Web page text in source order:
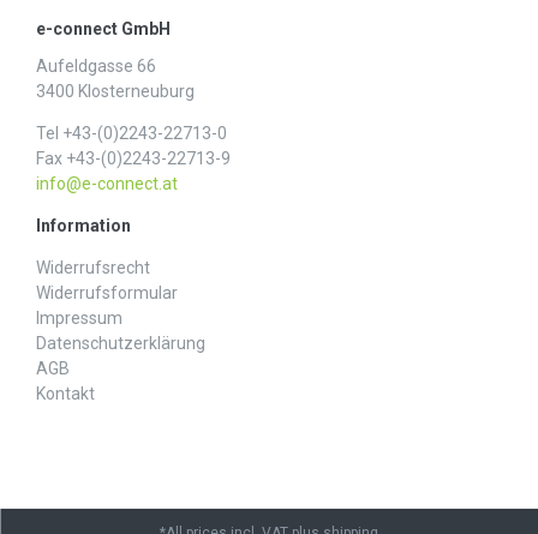
e-connect GmbH
Aufeldgasse 66
3400 Klosterneuburg
Tel +43-(0)2243-22713-0
Fax +43-(0)2243-22713-9
info@e-connect.at
Information
Widerrufs­recht
Widerrufs­formular
Impressum
Daten­schutz­erklärung
AGB
Kontakt